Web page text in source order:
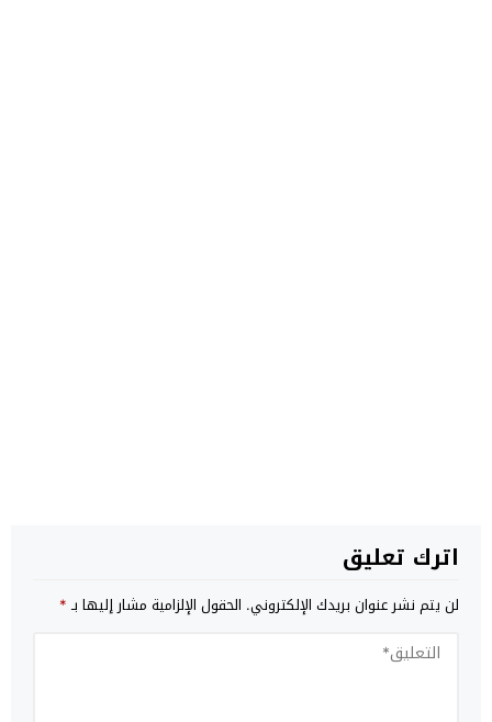
اترك تعليق
لن يتم نشر عنوان بريدك الإلكتروني. الحقول الإلزامية مشار إليها بـ*